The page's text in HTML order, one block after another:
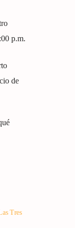
p.m.
de
Tres